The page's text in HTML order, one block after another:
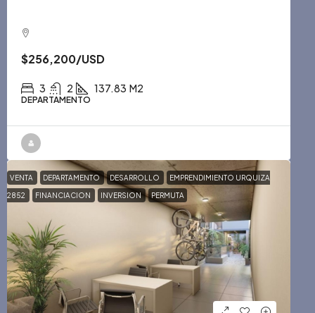
$256,200/USD
3 2 137.83 M2
DEPARTAMENTO
VENTA DEPARTAMENTO DESARROLLO EMPRENDIMIENTO URQUIZA
2852 FINANCIACION INVERSION PERMUTA